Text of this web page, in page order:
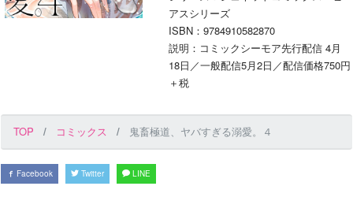
アスシリーズ
ISBN：9784910582870
説明：コミックシーモア先行配信 4月
18日／一般配信5月2日／配信価格750円
＋税
TOP コミックス 鬼畜極道、ヤバすぎる溺愛。４
Facebook Twitter LINE